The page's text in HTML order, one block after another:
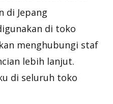
di Jepang
di toko
menghubungi staf
lebih lanjut.
di seluruh toko